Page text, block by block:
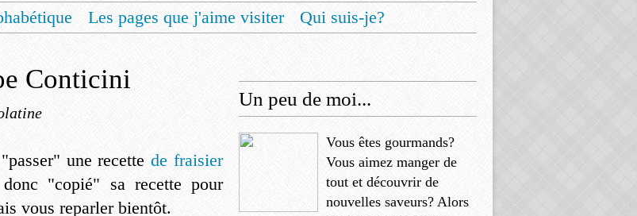
Les pages que j'aime visiter
Qui suis-je?
Conticini
une recettede fraisier
"copié" sa recette pour
vous reparler bientôt.
Un peu de moi...
Vous êtes gourmands?
Vous aimez manger de
tout et découvrir de
nouvelles saveurs? Alors